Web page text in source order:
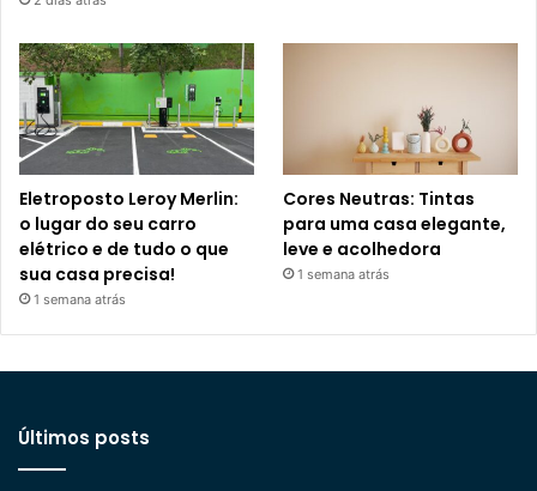
Eletroposto Leroy Merlin:
o lugar do seu carro
elétrico e de tudo o que
sua casa precisa!
1 semana atrás
Cores Neutras: Tintas
para uma casa elegante,
leve e acolhedora
1 semana atrás
Últimos posts